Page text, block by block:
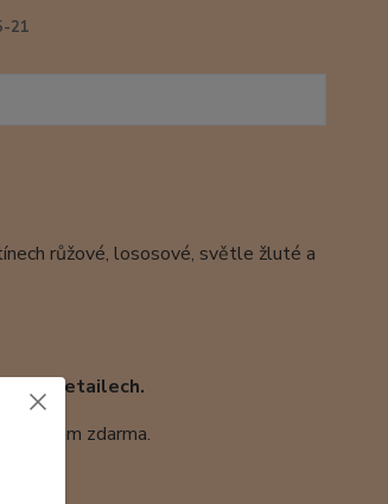
21
růžové, lososové, světle žluté a
v detailech.
zdarma.